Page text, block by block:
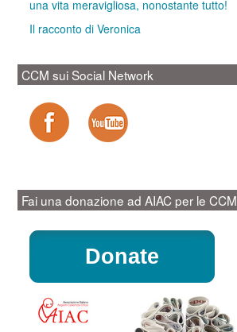
una vita meravigliosa, nonostante tutto!
Il racconto di Veronica
CCM sui Social Network
Fai una donazione ad AIAC per le CCM
Donate